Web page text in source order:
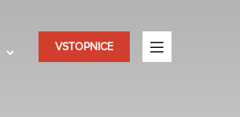
VSTOPNICE